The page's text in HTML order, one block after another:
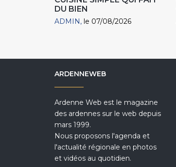
DU BIEN
ADMIN le 07/08/2026
ARDENNEWEB
Ardenne Web est le magazine
des ardennes sur le web depuis
mars 1999.
Nous proposons l'agenda et
l'actualité régionale en photos
et vidéos au quotidien.